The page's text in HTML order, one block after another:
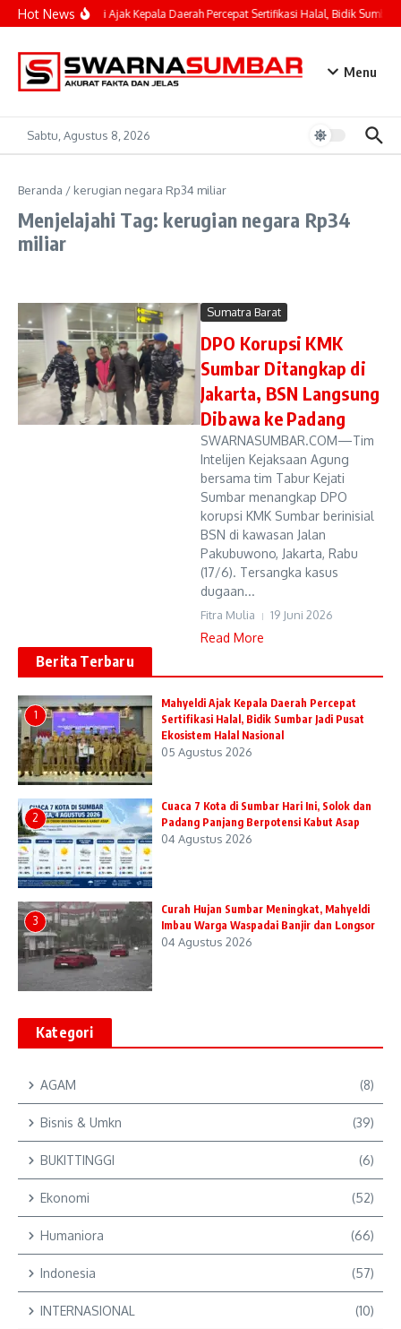
Lewati ke konten
Hot NewsMahyeldi Ajak Kepala Daerah Percepat Sertifikasi Halal, Bidik Sumbar
Menu
Sabtu, Agustus 8, 2026
Beranda / kerugian negara Rp34 miliar
Menjelajahi Tag: kerugian negara Rp34
miliar
Sumatra Barat
DPO Korupsi KMK
Sumbar Ditangkap di
Jakarta, BSN Langsung
Dibawa ke Padang
SWARNASUMBAR.COM—Tim
Intelijen Kejaksaan Agung
bersama tim Tabur Kejati
Sumbar menangkap DPO
korupsi KMK Sumbar berinisial
BSN di kawasan Jalan
Pakubuwono, Jakarta, Rabu
(17/6). Tersangka kasus
dugaan...
Fitra Mulia 19 Juni 2026
Read More
Berita Terbaru
1
Mahyeldi Ajak Kepala Daerah Percepat
Sertifikasi Halal, Bidik Sumbar Jadi Pusat
Ekosistem Halal Nasional
05 Agustus 2026
2
Cuaca 7 Kota di Sumbar Hari Ini, Solok dan
Padang Panjang Berpotensi Kabut Asap
04 Agustus 2026
3
Curah Hujan Sumbar Meningkat, Mahyeldi
Imbau Warga Waspadai Banjir dan Longsor
04 Agustus 2026
Kategori
AGAM (8)
Bisnis & Umkn (39)
BUKITTINGGI (6)
Ekonomi (52)
Humaniora (66)
Indonesia (57)
INTERNASIONAL (10)